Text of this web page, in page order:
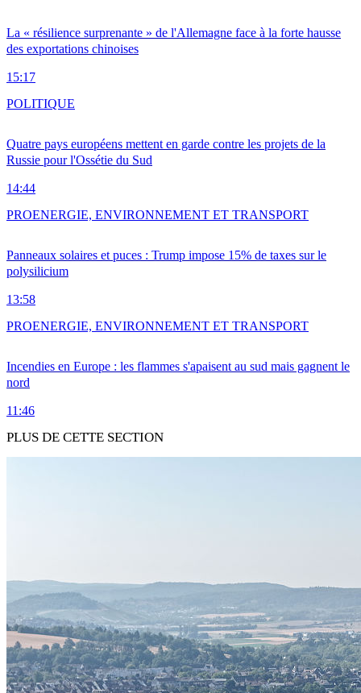
La « résilience surprenante » de l'Allemagne face à la forte hausse
des exportations chinoises
15:17
Quatre pays européens mettent en garde contre les projets de la
Russie pour l'Ossétie du Sud
14:44
POLITIQUE
Panneaux solaires et puces : Trump impose 15% de taxes sur le
polysilicium
13:58
PROENERGIE, ENVIRONNEMENT ET TRANSPORT
Incendies en Europe : les flammes s'apaisent au sud mais gagnent le
nord
11:46
PROENERGIE, ENVIRONNEMENT ET TRANSPORT
PLUS DE CETTE SECTION